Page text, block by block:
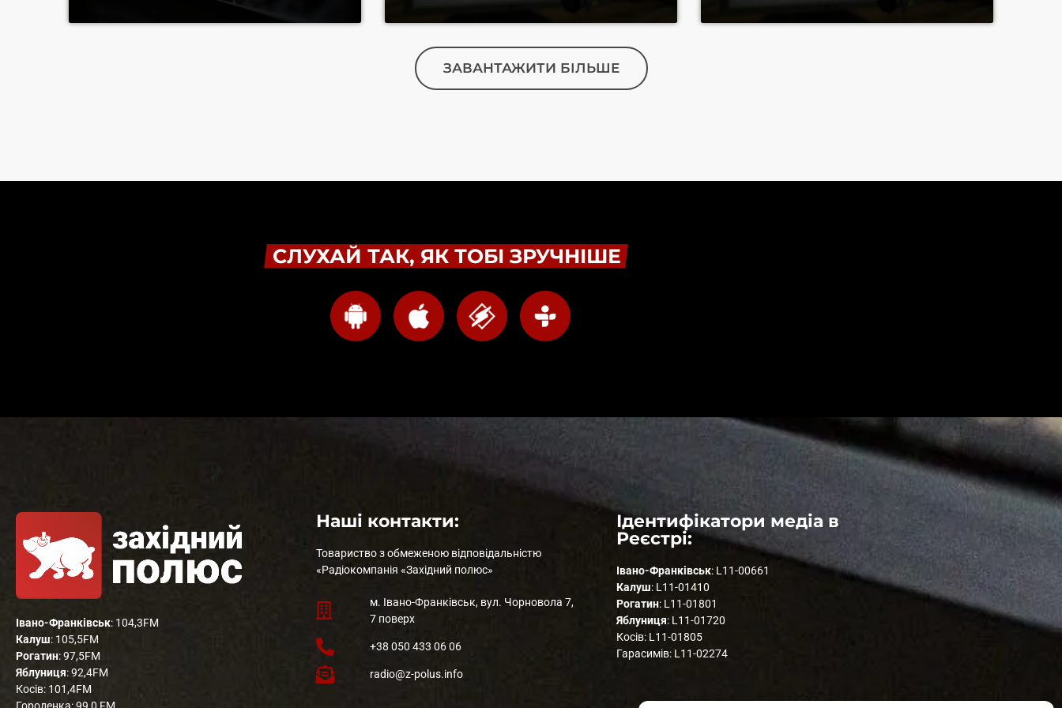
ЗАВАНТАЖИТИ БІЛЬШЕ
СЛУХАЙ ТАК, ЯК ТОБІ ЗРУЧНІШЕ
Івано-Франківськ: 104,3FM
Калуш: 105,5FM
Рогатин: 97,5FM
Яблуниця: 92,4FM
Косів: 101,4FM
Городенка: 99,0 FM
Наші контакти:
Товариство з обмеженою відповідальністю
«Радіокомпанія «Західний полюс»
м. Івано-Франківськ, вул. Чорновола 7,
7 поверх
+38 050 433 06 06
radio@z-polus.info
Ідентифікатори медіа в
Реєстрі:
Івано-Франківськ: L11-00661
Калуш: L11-01410
Рогатин: L11-01801
Яблуниця: L11-01720
Косів: L11-01805
Гарасимів: L11-02274